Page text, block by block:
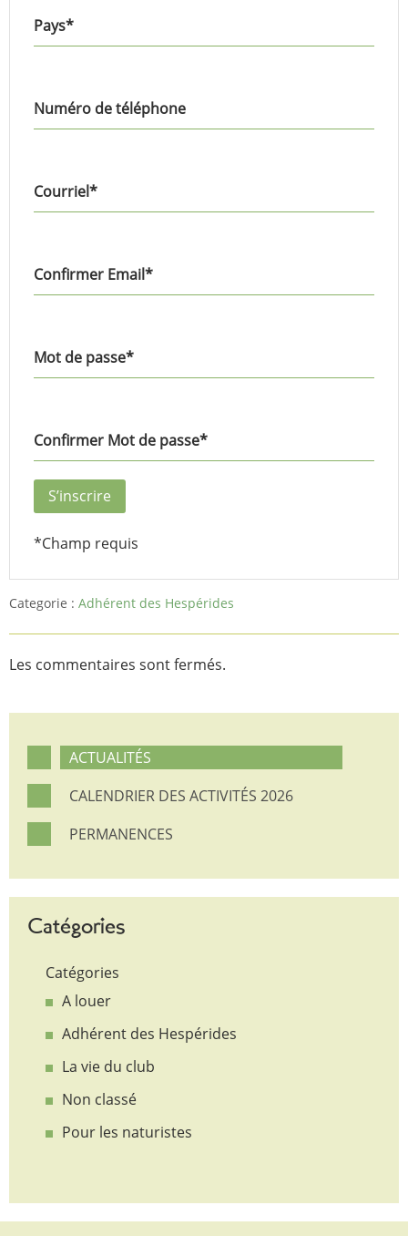
Pays*
Numéro de téléphone
Courriel*
Confirmer Email*
Mot de passe*
Confirmer Mot de passe*
*Champ requis
Categorie : Adhérent des Hespérides
Les commentaires sont fermés.
ACTUALITÉS
CALENDRIER DES ACTIVITÉS 2026
PERMANENCES
Catégories
Catégories
A louer
Adhérent des Hespérides
La vie du club
Non classé
Pour les naturistes